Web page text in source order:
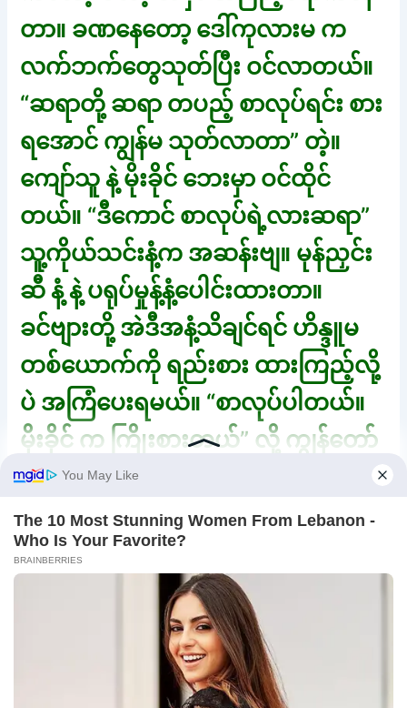
တာ။ ခဏနေတော့ ဒေါ်ကုလားမ က
လက်ဘက်တွေသုတ်ပြီး ဝင်လာတယ်။
“ဆရာတို့ ဆရာ တပည့် စာလုပ်ရင်း စား
ရအောင် ကျွန်မ သုတ်လာတာ” တဲ့။
ကျော်သူ နဲ့ မိုးခိုင် ဘေးမှာ ဝင်ထိုင်
တယ်။ “ဒီကောင် စာလုပ်ရဲ့လားဆရာ”
သူ့ကိုယ်သင်းနံ့က အဆန်းဗျ။ မုန်ညှင်း
ဆီ နံ့ နဲ့ ပရုပ်မှုန့်နံ့ပေါင်းထားတာ။
ခင်ဗျားတို့ အဲဒီအနံ့သိချင်ရင် ဟိန္ဒူမ
တစ်ယောက်ကို ရည်းစား ထားကြည့်လို့
ပဲ အကြံပေးရမယ်။ “စာလုပ်ပါတယ်။
မိုးခိုင် က ကြိုးစားတယ်” လို့ ကျွန်တော်
ခပ်တည်တည်နဲ့ ပြန်ပြောလိုက်တယ်။
နှစ်ယောက်လုံးရဲ့ မျက်လုံးတွေကတော့
တခြားစကားတွေပြောနေတာပေါ့။ မိုး
ခိုင် မမြင်အောင် စားပွဲအောက်ကနေ စီ
တာ့လက်ကို ကျော်သူ ကိုင်ထားလိုက်
တယ်။ စီတာ က ဖွဖွလေး ဆွဲဆိတ်ပြီး
မသိမသာ မျက်စောင်းထိုးတယ်။ “ကဲ